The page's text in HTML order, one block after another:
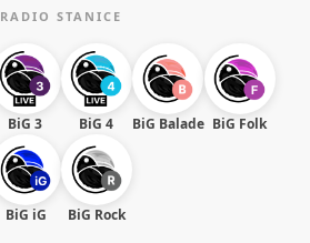
RADIO STANICE
BiG 3 BiG 4 BiG Balade BiG Folk
BiG iG BiG Rock